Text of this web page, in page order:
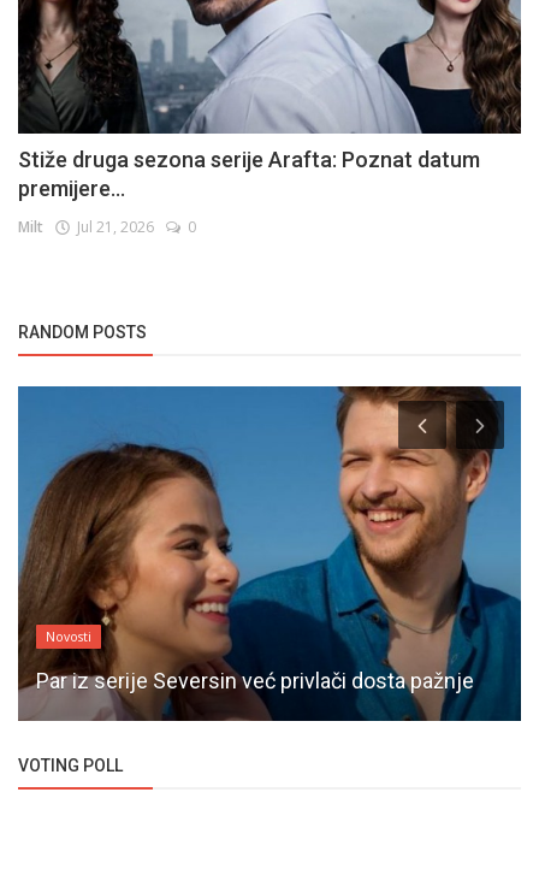
Stiže druga sezona serije Arafta: Poznat datum
premijere...
Milt Jul 21, 2026 0
RANDOM POSTS
Novosti
Par iz serije Seversin već privlači dosta pažnje
VOTING POLL